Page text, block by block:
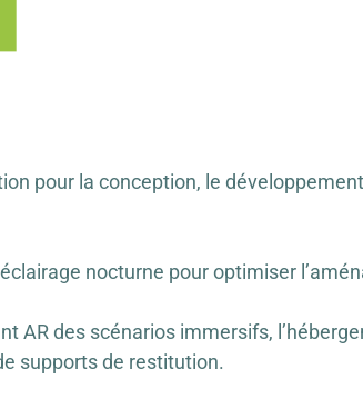
pour la conception, le
nocturne pour optimiser
AR des scénarios immersifs,
supports de restitution.